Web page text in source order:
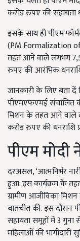
करोड़ रुपए की सहायता
इसके साथ ही पीएम
(PM Formalization
तहत आने वाले लगभग
रुपए की आरंभिक
जानकारी के लिए बता दें
पीएमएफएमई संचालित
मिशन के तहत आने वाले
करोड़ रुपए की धनराशि
पीएम मोदी
दरअसल, ‘आत्मनिर्भर
हुआ. इस कार्यक्रम के तहत
ग्रामीण आजीविका
बातचीत की. इस दौरान
सहायता समूहों में 3 गुना
महिलाओं की भागीदारी